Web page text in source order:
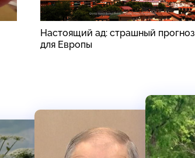
Настоящий ад: страшный прогноз
для Европы